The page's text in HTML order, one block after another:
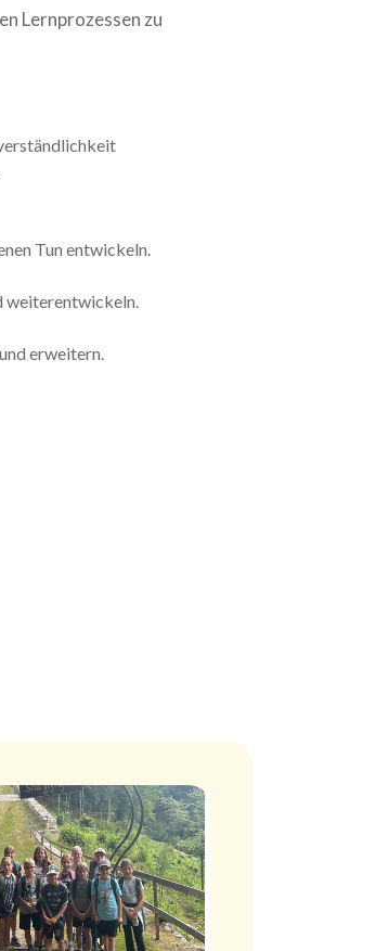
Lernprozessen zu
Tun entwickeln.
weiterentwickeln.
erweitern.